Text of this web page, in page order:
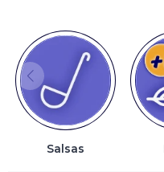
Salsas
Smoothies
Fruta congelada
Pulpas
Pizzas